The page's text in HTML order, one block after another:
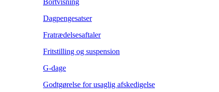
Bortvisning
Dagpengesatser
Fratrædelsesaftaler
Fritstilling og suspension
G-dage
Godtgørelse for usaglig afskedigelse